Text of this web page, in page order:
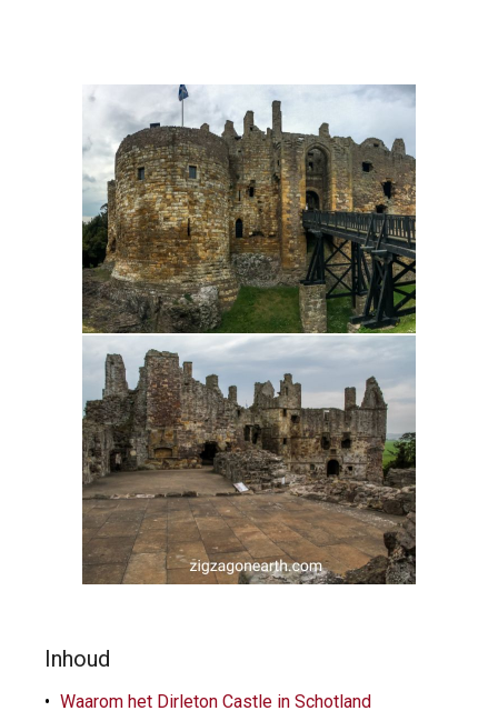
Inhoud
Waarom het Dirleton Castle in Schotland